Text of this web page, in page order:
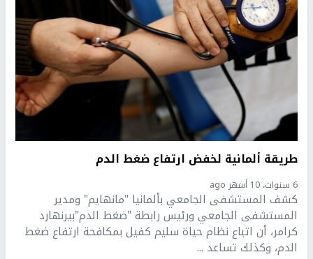
طريقة ألمانية لخفض ارتفاع ضغط الدم
6 سنوات، 10 أشهر ago
كشف المستشفى الجامعي بألمانيا "مانهايم" ومدير
المستشفى الجامعي ورئيس رابطة "ضغط الدم"بيرنهارد
كرامر، أن اتباع نظام حياة سليم كفيل بمكافحة ارتفاع ضغط
الدم، وكذلك تساعد ...